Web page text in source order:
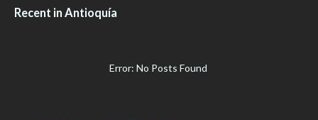
Recent in Antioquía
Error: No Posts Found